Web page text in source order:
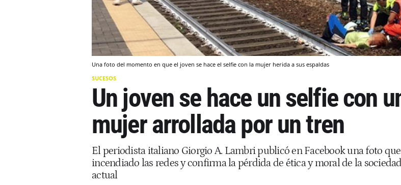
Una foto del momento en que el joven se hace el selfie con la mujer herida a sus espaldas
SUCESOS
Un joven se hace un selfie con
mujer arrollada por un tren
El periodista italiano Giorgio A. Lambri publicó en Facebook una foto
incendiado las redes y confirma la pérdida de ética y moral de la sociedad
actual